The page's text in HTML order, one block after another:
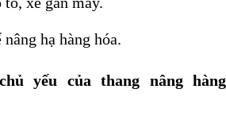
hạ hàng hóa.
yếu của thang nâng hàng